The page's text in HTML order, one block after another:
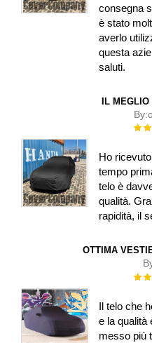
consegna
è stato
averlo
questa
saluti.
IL MEGLIO
By:
Ho
tempo
telo è
qualità.
rapidità, il
OTTIMA
Il telo che
e la qualità
messo più